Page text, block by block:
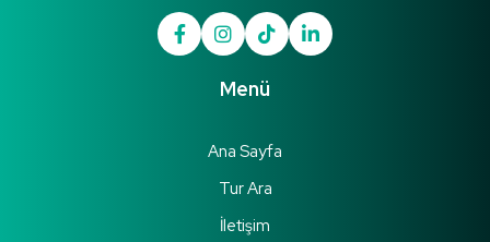
Menü
Ana Sayfa
Tur Ara
İletişim